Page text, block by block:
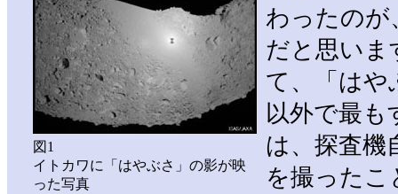
図1
イトカワに「はやぶさ」の影が映
った写真
わったのが
だと思いま
て、「はや
以外で最
は、探査機
を撮った